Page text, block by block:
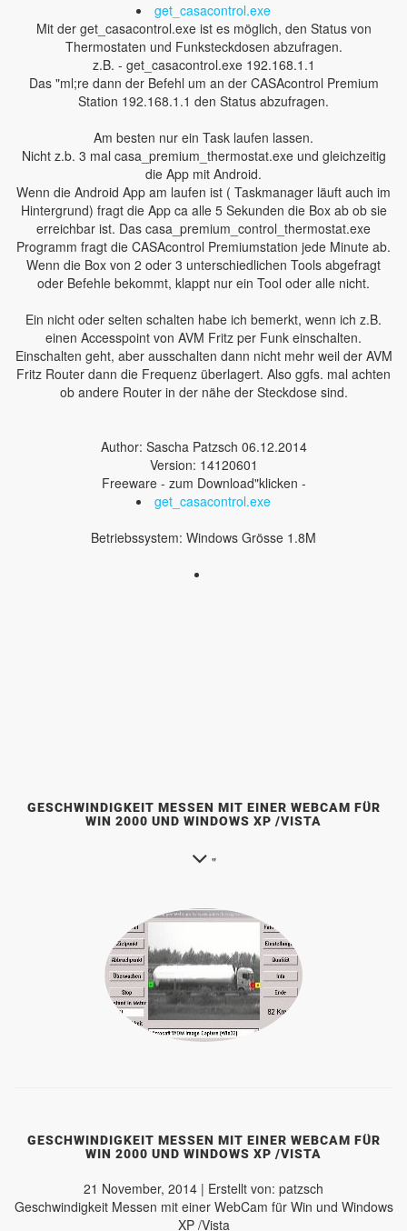
get_casacontrol.exe
Mit der get_casacontrol.exe ist es möglich, den Status von
Thermostaten und Funksteckdosen abzufragen.
z.B. - get_casacontrol.exe 192.168.1.1
Das "ml;re dann der Befehl um an der CASAcontrol Premium
Station 192.168.1.1 den Status abzufragen.
Am besten nur ein Task laufen lassen.
Nicht z.b. 3 mal casa_premium_thermostat.exe und gleichzeitig
die App mit Android.
Wenn die Android App am laufen ist ( Taskmanager läuft auch im
Hintergrund) fragt die App ca alle 5 Sekunden die Box ab ob sie
erreichbar ist. Das casa_premium_control_thermostat.exe
Programm fragt die CASAcontrol Premiumstation jede Minute ab.
Wenn die Box von 2 oder 3 unterschiedlichen Tools abgefragt
oder Befehle bekommt, klappt nur ein Tool oder alle nicht.
Ein nicht oder selten schalten habe ich bemerkt, wenn ich z.B.
einen Accesspoint von AVM Fritz per Funk einschalten.
Einschalten geht, aber ausschalten dann nicht mehr weil der AVM
Fritz Router dann die Frequenz überlagert. Also ggfs. mal achten
ob andere Router in der nähe der Steckdose sind.
Author: Sascha Patzsch 06.12.2014
Version: 14120601
Freeware - zum Download"klicken -
get_casacontrol.exe
Betriebssystem: Windows Grösse 1.8M
GESCHWINDIGKEIT MESSEN MIT EINER WEBCAM FÜR
WIN 2000 UND WINDOWS XP /VISTA
"
GESCHWINDIGKEIT MESSEN MIT EINER WEBCAM FÜR
WIN 2000 UND WINDOWS XP /VISTA
21 November, 2014 | Erstellt von: patzsch
Geschwindigkeit Messen mit einer WebCam für Win und Windows
XP /Vista